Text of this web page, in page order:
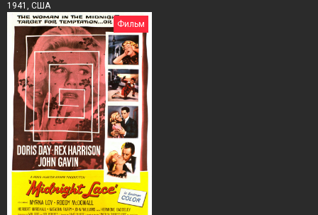
1941, США
Фильм